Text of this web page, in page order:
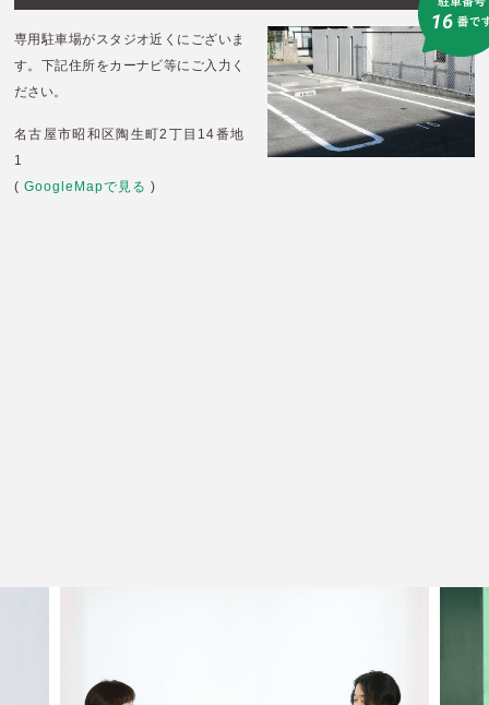
専用駐車場がスタジオ近くにございま
す。 下記住所をカーナビ等にご入力く
ださい。
名古屋市昭和区陶生町2丁目14番地
1
( GoogleMapで見る )